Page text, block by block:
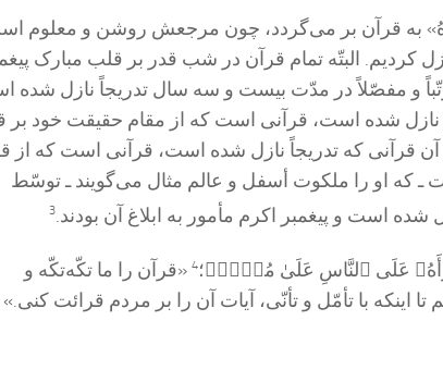
به قرآن بر می‌گردد، چون مرجعش روشن و معلوم
کردیم. البتّه تمام قرآن در شب قدر بر قلب مبارک
و مفصّلاً در مدّت بیست و سه سال تدریجاً نازل شده
شده است، قرآنی است که از مقام حقیقت خود بر
قرآنی که تدریجاً نازل شده است، قرآنی است که از
ـ که او را ملکوت أسفل و عالم مثال می‌گویند ـ توسّط
شده است و پیغمبر اکرم مأمور به ابلاغ آن بودند.3
عَلَى ٱلنَّاسِ عَلَىٰ مُكۡثٖ﴾؛4 «قرآن را ما تکّه‌تکّه و
تا اینکه با تأمّل و تأنّی، آیات آن را بر مردم قرائت کنی.»